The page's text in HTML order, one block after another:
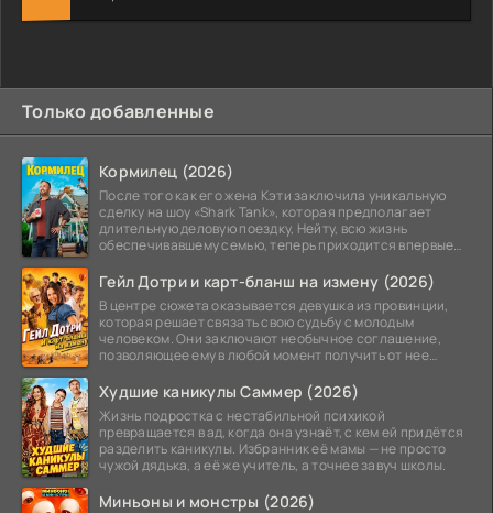
Только добавленные
Кормилец (2026)
После того как его жена Кэти заключила уникальную
сделку на шоу «Shark Tank», которая предполагает
длительную деловую поездку, Нейту, всю жизнь
обеспечивавшему семью, теперь приходится впервые
Гейл Дотри и карт-бланш на измену (2026)
В центре сюжета оказывается девушка из провинции,
которая решает связать свою судьбу с молодым
человеком. Они заключают необычное соглашение,
позволяющее ему в любой момент получить от нее
Худшие каникулы Саммер (2026)
Жизнь подростка с нестабильной психикой
превращается в ад, когда она узнаёт, с кем ей придётся
разделить каникулы. Избранник её мамы — не просто
чужой дядька, а её же учитель, а точнее завуч школы.
Миньоны и монстры (2026)